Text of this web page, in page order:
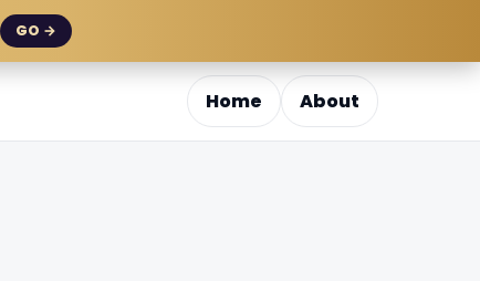
GO →
Home About